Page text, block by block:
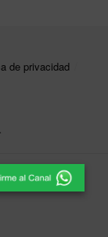
de privacidad